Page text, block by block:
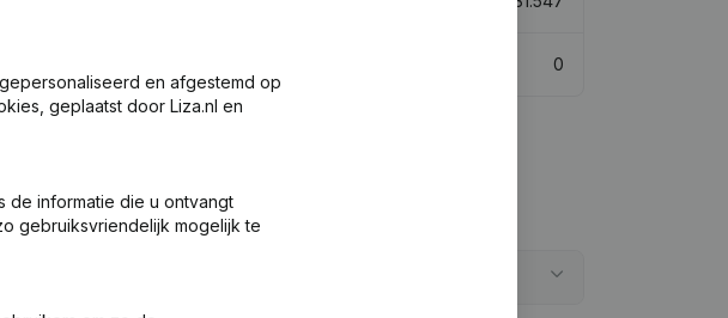
0
en afgestemd op
geplaatst door Liza.nl en
de informatie die u ontvangt
gebruiksvriendelijk mogelijk te